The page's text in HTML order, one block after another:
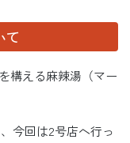
て
構える麻辣湯（マー
今回は2号店へ行っ